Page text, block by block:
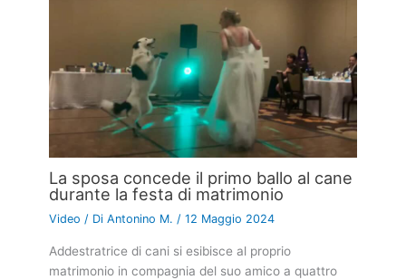
La sposa concede il primo ballo al cane
durante la festa di matrimonio
Video / DiAntonino M./12 Maggio 2024
Addestratrice di cani si esibisce al proprio
matrimonio in compagnia del suo amico a quattro